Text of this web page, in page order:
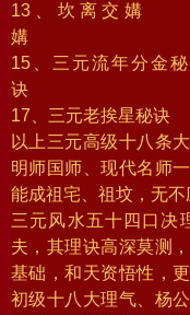
13、坎离
媾
15、三元流年
诀
17、三元老挨
以上三元高级十八条
明师国师、现代名师
能成祖宅、祖坟，无不
三元风水五十四口决
夫，其理诀高深莫测
基础，和天资悟性，
初级十八大理气、杨